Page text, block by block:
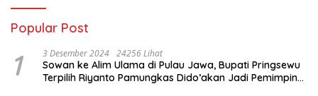
Popular Post
1 3 Desember 2024 24256 Lihat
Sowan ke Alim Ulama di Pulau Jawa, Bupati Pringsewu
Terpilih Riyanto Pamungkas Dido’akan Jadi Pemimpin